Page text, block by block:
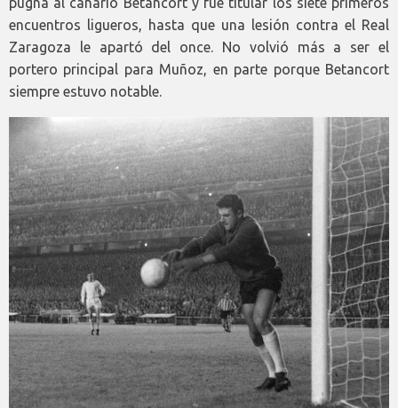
encuentros ligueros, hasta que una lesión contra el Real
Zaragoza le apartó del once. No volvió más a ser el
portero principal para Muñoz, en parte porque Betancort
siempre estuvo notable.